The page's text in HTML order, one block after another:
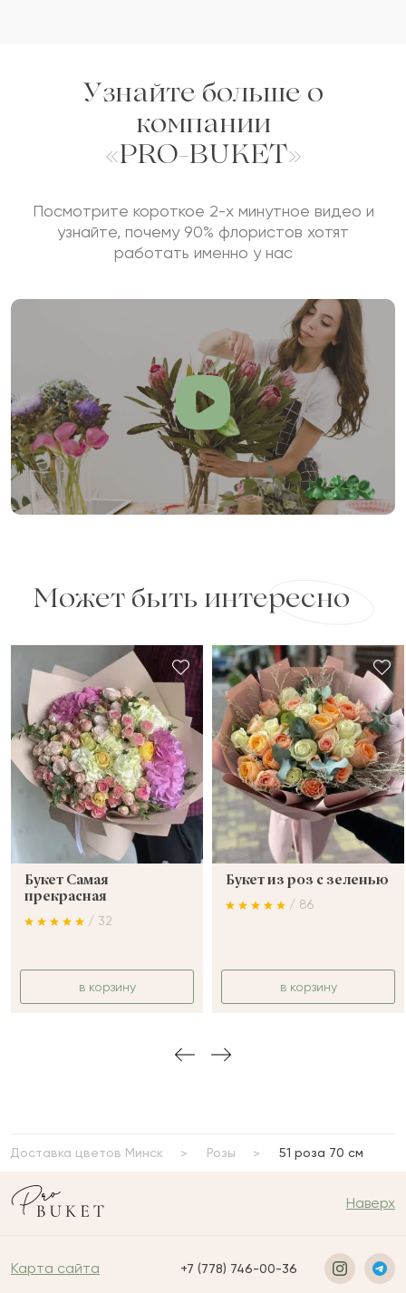
Отзыв будет опубликован после проверки.
ОСТАВИТЬ ОТЗЫВ
Узнайте больше о
компании
«PRO-BUKET»
Посмотрите короткое 2-х минутное видео и
узнайте, почему 90% флористов хотят
работать именно у нас
Может быть интересно
Букет Самая
прекрасная
/ 32
в корзину
Букет из роз с зеленью
/ 86
в корзину
Доставка цветов Минск Розы 51 роза 70 см
Наверх
Карта сайта +7 (778) 746-00-36